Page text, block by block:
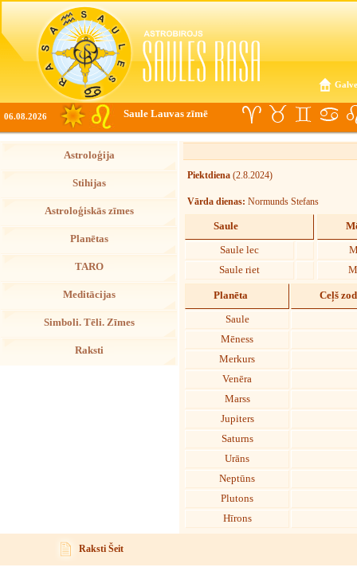
06.08.2026 Saule Lauvas zīmē
Astroloģija
Stihijas
Astroloģiskās zīmes
Planētas
TARO
Meditācijas
Simboli. Tēli. Zīmes
Raksti
Piektdiena (2.8.2024)
Vārda dienas: Normunds Stefans
Saule
Saule lec
Saule riet
Planēta Ceļš
Saule
Mēness
Merkurs
Venēra
Marss
Jupiters
Saturns
Urāns
Neptūns
Plutons
Hīrons
Raksti Šeit